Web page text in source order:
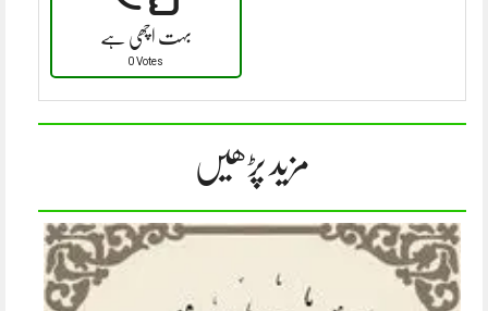
بہت اچھی ہے
0 Votes
مزید پڑھیں